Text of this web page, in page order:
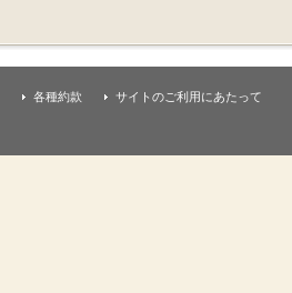
各種約款 サイトのご利用にあたって